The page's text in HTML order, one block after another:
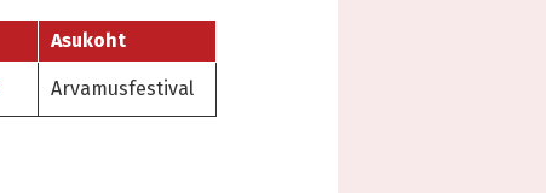
Asukoht
Arvamusfestival